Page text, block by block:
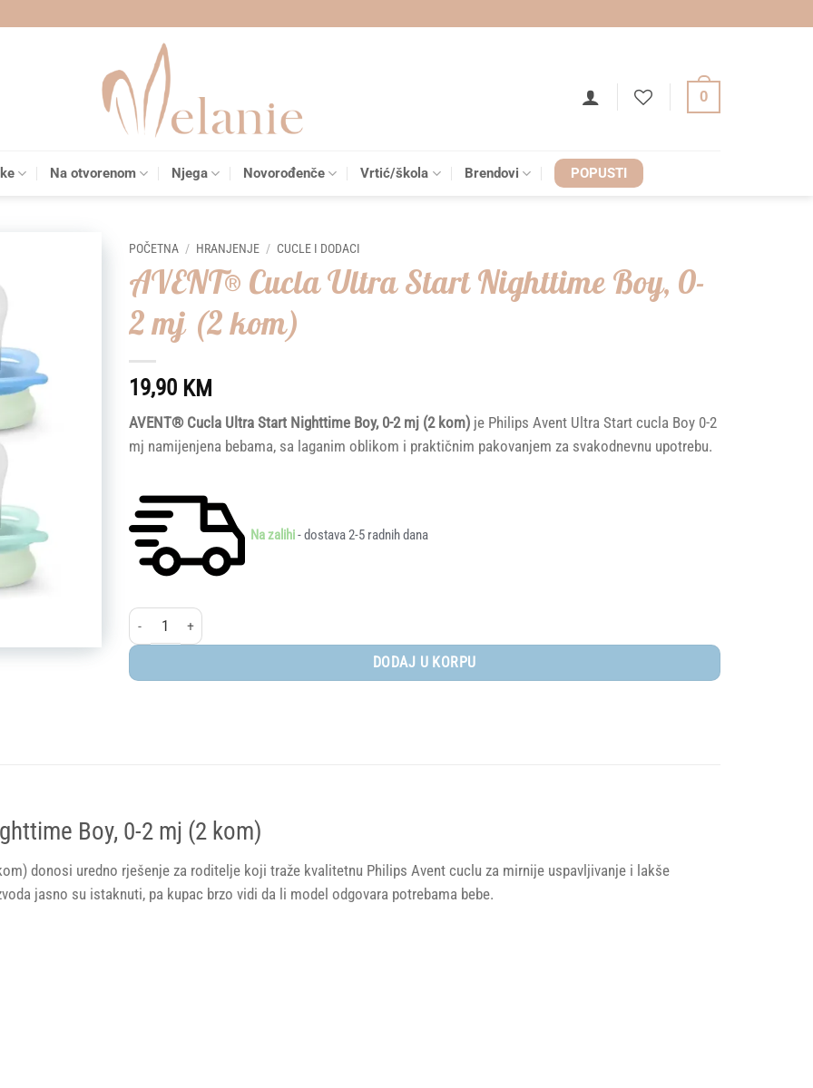
0
Na otvorenom Njega Novorođenče Vrtić/škola Brendovi POPUSTI
POČETNA / HRANJENJE / CUCLE I DODACI
AVENT® Cucla Ultra Start Nighttime Boy, 0-
2 mj (2 kom)
19,90 KM
AVENT® Cucla Ultra Start Nighttime Boy, 0-2 mj (2 kom)je Philips Avent Ultra Start cucla Boy 0-2
mj namijenjena bebama, sa laganim oblikom i praktičnim pakovanjem za svakodnevnu upotrebu.
Na zalihi- dostava 2-5 radnih dana
AVENT® Cucla Ultra Start Nighttime Boy, 0-2 mj (2 kom) količina
DODAJ U KORPU
Boy, 0-2 mj (2 kom)
donosi uredno rješenje za roditelje koji traže kvalitetnu Philips Avent cuclu za mirnije uspavljivanje i lakše
jasno su istaknuti, pa kupac brzo vidi da li model odgovara potrebama bebe.